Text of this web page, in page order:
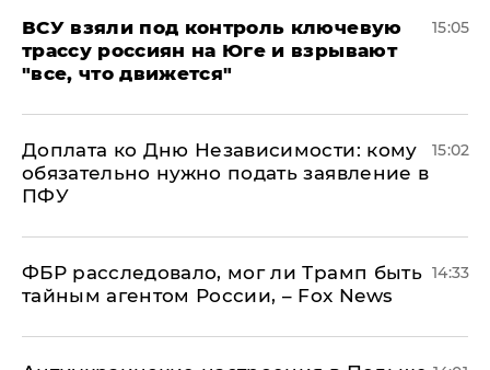
ВСУ взяли под контроль ключевую
трассу россиян на Юге и взрывают
"все, что движется"
15:05
Доплата ко Дню Независимости: кому
обязательно нужно подать заявление в
ПФУ
15:02
ФБР расследовало, мог ли Трамп быть
тайным агентом России, – Fox News
14:33